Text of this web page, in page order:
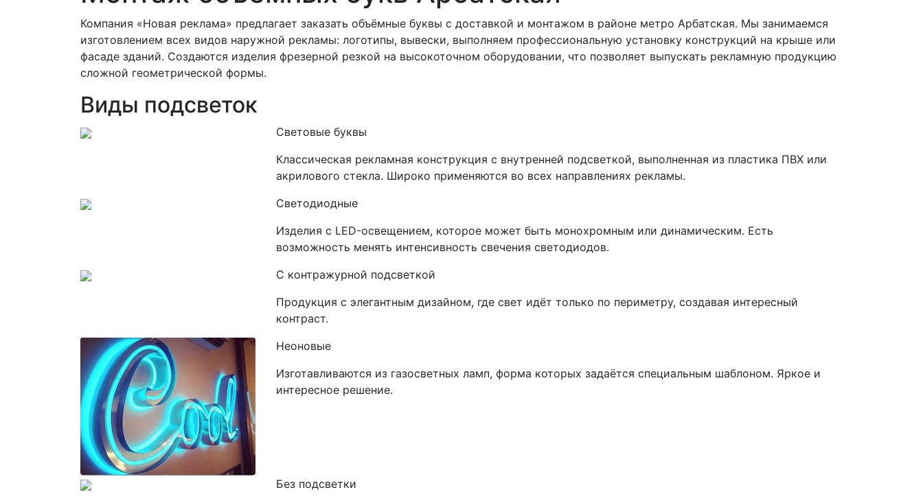
Компания «Новая реклама» предлагает заказать объёмные буквы с доставкой и монтажом в районе метро Арбатская. Мы занимаемся
изготовлением всех видов наружной рекламы: логотипы, вывески, выполняем профессиональную установку конструкций на крыше или
фасаде зданий. Создаются изделия фрезерной резкой на высокоточном оборудовании, что позволяет выпускать рекламную продукцию
сложной геометрической формы.
Виды подсветок
Световые буквы
Классическая рекламная конструкция с внутренней подсветкой, выполненная из пластика ПВХ или
акрилового стекла. Широко применяются во всех направлениях рекламы.
Светодиодные
Изделия с LED-освещением, которое может быть монохромным или динамическим. Есть
возможность менять интенсивность свечения светодиодов.
С контражурной подсветкой
Продукция с элегантным дизайном, где свет идёт только по периметру, создавая интересный
контраст.
Неоновые
Изготавливаются из газосветных ламп, форма которых задаётся специальным шаблоном. Яркое и
интересное решение.
Без подсветки